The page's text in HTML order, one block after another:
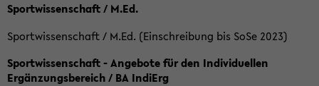
Sportwissenschaft / M.Ed.
Sportwissenschaft / M.Ed. (Einschreibung bis SoSe 2023)
Sportwissenschaft - Angebote für den Individuellen
Ergänzungsbereich / BA IndiErg